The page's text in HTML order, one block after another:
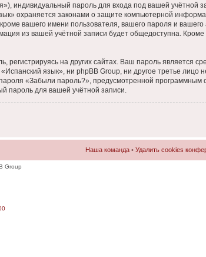
индивидуальный пароль для входа под вашей учётной
охраняется законами о защите компьютерной
вашего имени пользователя, вашего пароля и
из вашей учётной записи будет общедоступна. Кроме
на других сайтах. Ваш пароль является
язык», ни phpBB Group, ни другое третье лицо
«Забыли пароль?», предусмотренной
пароль для вашей учётной записи.
Наша команда • Удалить cookies
Group